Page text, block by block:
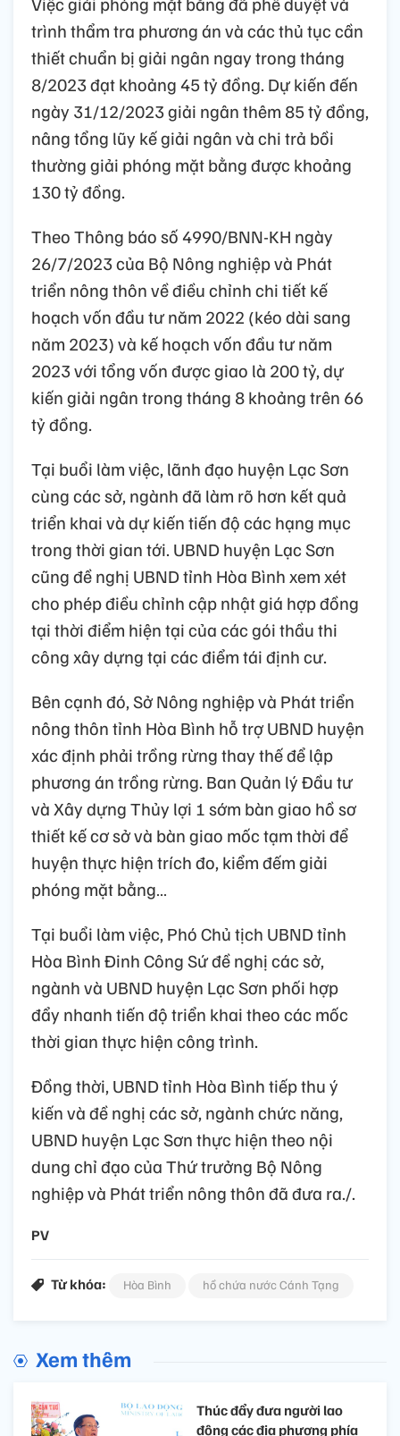
trình thẩm tra phương án và các thủ tục cần
thiết chuẩn bị giải ngân ngay trong tháng
8/2023 đạt khoảng 45 tỷ đồng. Dự kiến đến
ngày 31/12/2023 giải ngân thêm 85 tỷ đồng,
nâng tổng lũy kế giải ngân và chi trả bồi
thường giải phóng mặt bằng được khoảng
130 tỷ đồng.
Theo Thông báo số 4990/BNN-KH ngày
26/7/2023 của Bộ Nông nghiệp và Phát
triển nông thôn về điều chỉnh chi tiết kế
hoạch vốn đầu tư năm 2022 (kéo dài sang
năm 2023) và kế hoạch vốn đầu tư năm
2023 với tổng vốn được giao là 200 tỷ, dự
kiến giải ngân trong tháng 8 khoảng trên 66
tỷ đồng.
Tại buổi làm việc, lãnh đạo huyện Lạc Sơn
cùng các sở, ngành đã làm rõ hơn kết quả
triển khai và dự kiến tiến độ các hạng mục
trong thời gian tới. UBND huyện Lạc Sơn
cũng đề nghị UBND tỉnh Hòa Bình xem xét
cho phép điều chỉnh cập nhật giá hợp đồng
tại thời điểm hiện tại của các gói thầu thi
công xây dựng tại các điểm tái định cư.
Bên cạnh đó, Sở Nông nghiệp và Phát triển
nông thôn tỉnh Hòa Bình hỗ trợ UBND huyện
xác định phải trồng rừng thay thế để lập
phương án trồng rừng. Ban Quản lý Đầu tư
và Xây dựng Thủy lợi 1 sớm bàn giao hồ sơ
thiết kế cơ sở và bàn giao mốc tạm thời để
huyện thực hiện trích đo, kiểm đếm giải
phóng mặt bằng…
Tại buổi làm việc, Phó Chủ tịch UBND tỉnh
Hòa Bình Đinh Công Sứ đề nghị các sở,
ngành và UBND huyện Lạc Sơn phối hợp
đẩy nhanh tiến độ triển khai theo các mốc
thời gian thực hiện công trình.
Đồng thời, UBND tỉnh Hòa Bình tiếp thu ý
kiến và đề nghị các sở, ngành chức năng,
UBND huyện Lạc Sơn thực hiện theo nội
dung chỉ đạo của Thứ trưởng Bộ Nông
nghiệp và Phát triển nông thôn đã đưa ra./.
PV
Từ khóa: Hòa Bình hồ chứa nước Cánh Tạng
Xem thêm
Thúc đẩy đưa người lao
động các địa phương phía